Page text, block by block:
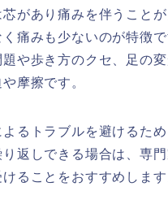
があり痛みを伴うこと
痛みも少ないのが特徴で
や歩き方のクセ、足の
摩擦です。
よるトラブルを避けるた
返しできる場合は、専
ることをおすすめします